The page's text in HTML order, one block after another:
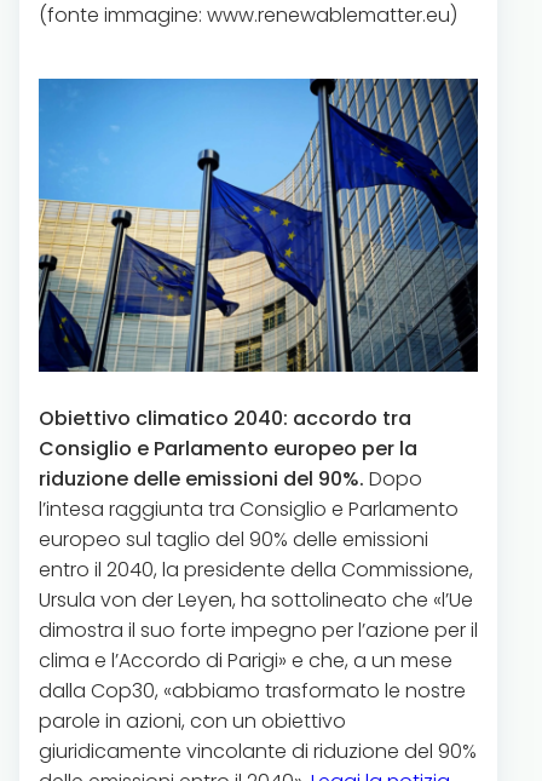
(fonte immagine: www.renewablematter.eu)
Obiettivo climatico 2040: accordo tra
Consiglio e Parlamento europeo per la
riduzione delle emissioni del 90%. Dopo
l’intesa raggiunta tra Consiglio e Parlamento
europeo sul taglio del 90% delle emissioni
entro il 2040, la presidente della Commissione,
Ursula von der Leyen, ha sottolineato che «l’Ue
dimostra il suo forte impegno per l’azione per il
clima e l’Accordo di Parigi» e che, a un mese
dalla Cop30, «abbiamo trasformato le nostre
parole in azioni, con un obiettivo
giuridicamente vincolante di riduzione del 90%